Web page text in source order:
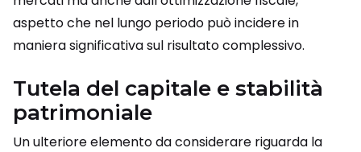
aspetto che nel lungo periodo può incidere in
maniera significativa sul risultato complessivo.
Tutela del capitale e stabilità
patrimoniale
Un ulteriore elemento da considerare riguarda la